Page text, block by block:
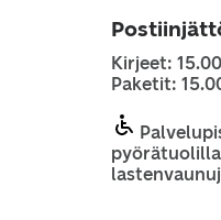
Kirjeet: 15.00
Paketit: